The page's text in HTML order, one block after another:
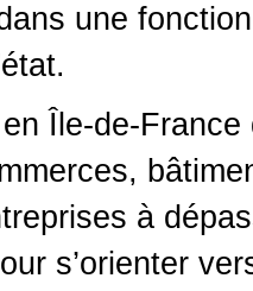
une
Île-de-
à
s’orienter